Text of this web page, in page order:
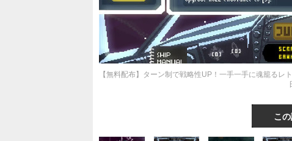
【無料配布】ターン制で戦略性UP！一手一手に魂籠る
こ